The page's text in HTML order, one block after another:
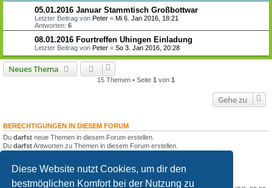
Diese Website nutzt Cookies, um dir den
bestmöglichen Komfort bei der Nutzung zu
05.01.2016 Januar Stammtisch Großbottwar
Letzter Beitrag von Peter « Mi 6. Jan 2016, 18:21
Antworten: 6
08.01.2016 Fourtreffen Uhingen Einladung
Letzter Beitrag von Peter « So 3. Jan 2016, 20:28
Neues Thema
15 Themen • Seite 1 von 1
Gehe zu
BERECHTIGUNGEN IN DIESEM FORUM
Du darfst neue Themen in diesem Forum erstellen.
Du darfstAntworten zu Themen in diesem Forum erstellen.
Du darfstkeineDateianhänge in diesem Forum erstellen.